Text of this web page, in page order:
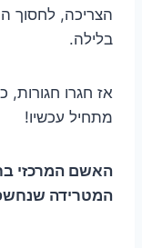
הצריכה, לחסוך
בלילה.
אז חגרו
מתחיל עכשיו!
האשם המרכזי
המטרידה